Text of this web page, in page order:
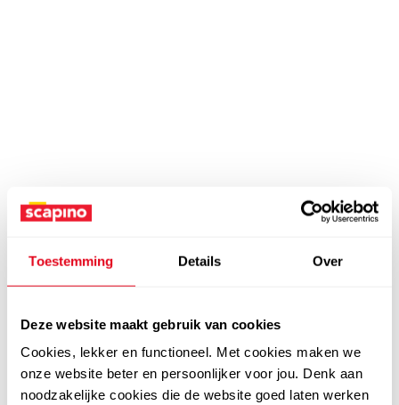
Toestemming Details Over
Deze website maakt gebruik van cookies
Cookies, lekker en functioneel. Met cookies maken we
onze website beter en persoonlijker voor jou. Denk aan
noodzakelijke cookies die de website goed laten werken